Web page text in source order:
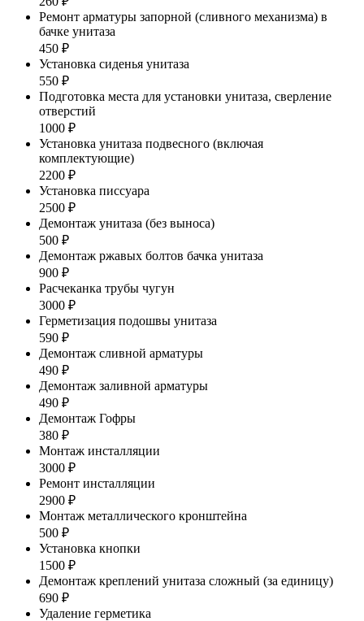
Ремонт арматуры запорной (сливного механизма) в
бачке унитаза
450 ₽
Установка сиденья унитаза
550 ₽
Подготовка места для установки унитаза, сверление
отверстий
1000 ₽
Установка унитаза подвесного (включая
комплектующие)
2200 ₽
Установка писсуара
2500 ₽
Демонтаж унитаза (без выноса)
500 ₽
Демонтаж ржавых болтов бачка унитаза
900 ₽
Расчеканка трубы чугун
3000 ₽
Герметизация подошвы унитаза
590 ₽
Демонтаж сливной арматуры
490 ₽
Демонтаж заливной арматуры
490 ₽
Демонтаж Гофры
380 ₽
Монтаж инсталляции
3000 ₽
Ремонт инсталляции
2900 ₽
Монтаж металлического кронштейна
500 ₽
Установка кнопки
1500 ₽
Демонтаж креплений унитаза сложный (за единицу)
690 ₽
Удаление герметика